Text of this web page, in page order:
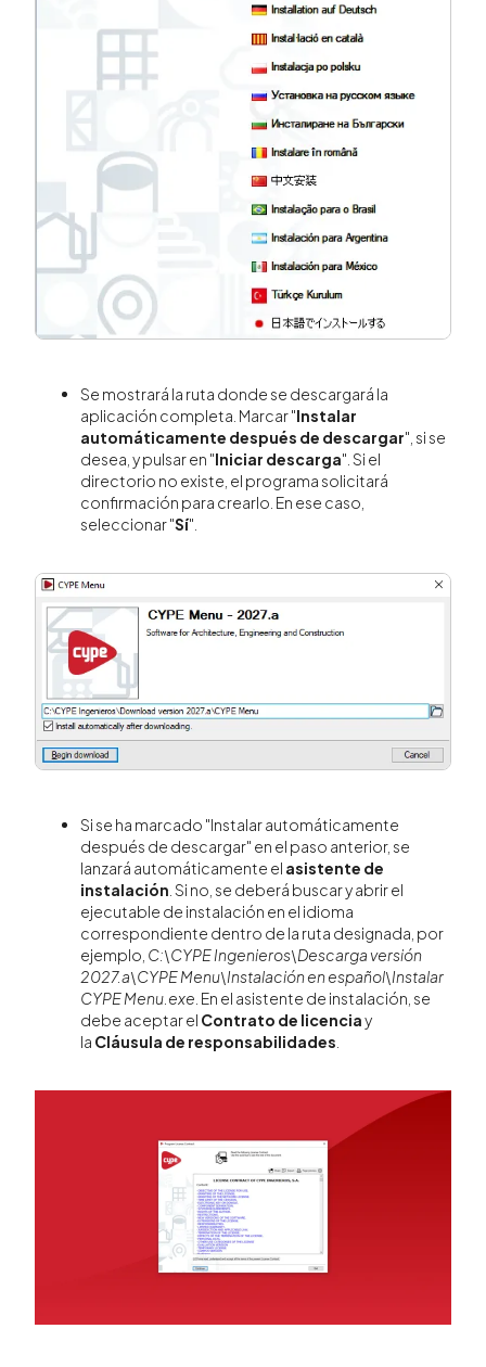
Se mostrará la ruta donde se descargará la
aplicación completa. Marcar "Instalar
automáticamente después de descargar", si se
desea, y pulsar en "Iniciar descarga". Si el
directorio no existe, el programa solicitará
confirmación para crearlo. En ese caso,
seleccionar "Sí".
Si se ha marcado "Instalar automáticamente
después de descargar" en el paso anterior, se
lanzará automáticamente el asistente de
instalación . Si no, se deberá buscar y abrir el
ejecutable de instalación en el idioma
correspondiente dentro de la ruta designada, por
ejemplo, C:\CYPE Ingenieros\Descarga versión
2027.a\CYPE Menu\Instalación en español\Instalar
CYPE Menu.exe . En el asistente de instalación, se
debe aceptar el Contrato de licenciay
la Cláusula de responsabilidades